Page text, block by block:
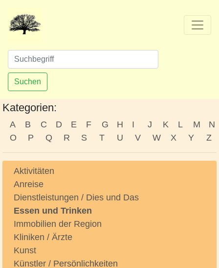
Suchen
Kategorien:
A B C D E F G H I J K L M
N
O
P Q R S T U V W X Y Z
Aktivitäten
Anreise
Dienstleistungen / Dies und Das
Essen und Trinken
Immobilien der Region
Kliniken / Ärzte
Kunst
Künstler / Persönlichkeiten